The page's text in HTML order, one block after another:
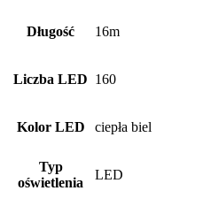
Długość 16m
Liczba LED 160
Kolor LED ciepła biel
Typ
oświetlenia
LED